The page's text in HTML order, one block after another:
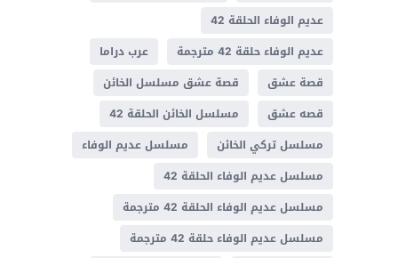
عديم الوفاء الحلقة 42
عديم الوفاء حلقة 42 مترجمة
عرب دراما
قصة عشق
قصة عشق مسلسل الخائن
قصه عشق
مسلسل الخائن الحلقة 42
مسلسل تركي الخائن
مسلسل عديم الوفاء
مسلسل عديم الوفاء الحلقة 42
مسلسل عديم الوفاء الحلقة 42 مترجمة
مسلسل عديم الوفاء حلقة 42 مترجمة